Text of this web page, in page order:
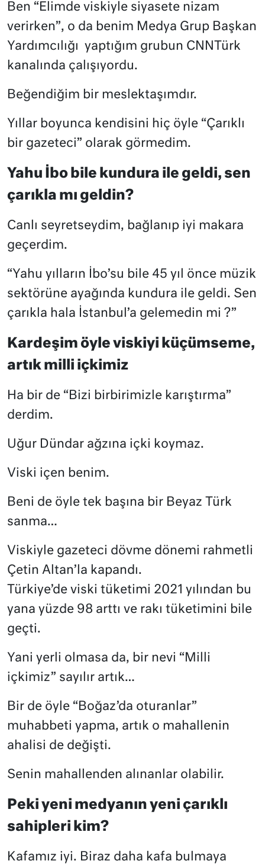
Ben “Elimde viskiyle siyasete nizam
verirken”, o da benim Medya Grup Başkan
Yardımcılığı yaptığım grubun CNNTürk
kanalında çalışıyordu.
Beğendiğim bir meslektaşımdır.
Yıllar boyunca kendisini hiç öyle “Çarıklı
bir gazeteci” olarak görmedim.
Yahu İbo bile kundura ile geldi, sen
çarıkla mı geldin?
Canlı seyretseydim, bağlanıp iyi makara
geçerdim.
“Yahu yılların İbo’su bile 45 yıl önce müzik
sektörüne ayağında kundura ile geldi. Sen
çarıkla hala İstanbul’a gelemedin mi ?”
Kardeşim öyle viskiyi küçümseme,
artık milli içkimiz
Ha bir de “Bizi birbirimizle karıştırma”
derdim.
Uğur Dündar ağzına içki koymaz.
Viski içen benim.
Beni de öyle tek başına bir Beyaz Türk
sanma…
Viskiyle gazeteci dövme dönemi rahmetli
Çetin Altan’la kapandı.
Türkiye’de viski tüketimi 2021 yılından bu
yana yüzde 98 arttı ve rakı tüketimini bile
geçti.
Yani yerli olmasa da, bir nevi “Milli
içkimiz” sayılır artık…
Bir de öyle “Boğaz’da oturanlar”
muhabbeti yapma, artık o mahallenin
ahalisi de değişti.
Senin mahallenden alınanlar olabilir.
Peki yeni medyanın yeni çarıklı
sahipleri kim?
Kafamız iyi. Biraz daha kafa bulmaya